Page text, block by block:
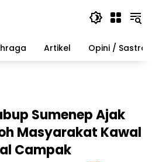
Artikel Opini / Sastra
Sumenep Ajak
Masyarakat Kawal
Campak